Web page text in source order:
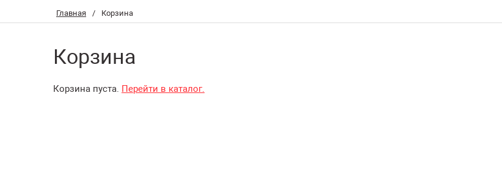
Главная / Корзина
Корзина
Корзина пуста. Перейти в каталог.